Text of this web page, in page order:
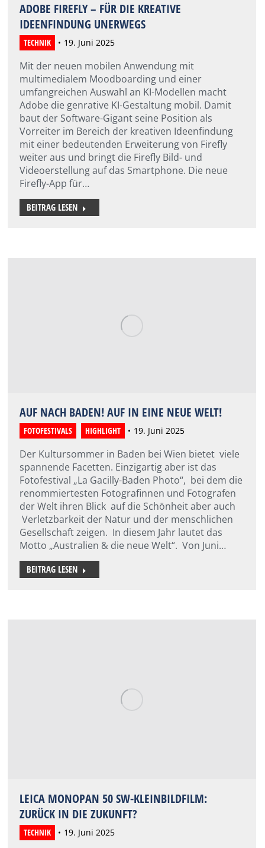
ADOBE FIREFLY – FÜR DIE KREATIVE
IDEENFINDUNG UNERWEGS
TECHNIK 19. Juni 2025
Mit der neuen mobilen Anwendung mit
multimedialem Moodboarding und einer
umfangreichen Auswahl an KI-Modellen macht
Adobe die genrative KI-Gestaltung mobil. Damit
baut der Software-Gigant seine Position als
Vorreiter im Bereich der kreativen Ideenfindung
mit einer bedeutenden Erweiterung von Firefly
weiter aus und bringt die Firefly Bild- und
Videoerstellung auf das Smartphone. Die neue
Firefly-App für…
BEITRAG LESEN
AUF NACH BADEN! AUF IN EINE NEUE WELT!
FOTOFESTIVALS HIGHLIGHT 19. Juni 2025
Der Kultursommer in Baden bei Wien bietet viele
spannende Facetten. Einzigartig aber ist das
Fotofestival „La Gacilly-Baden Photo“, bei dem die
renommiertesten Fotografinnen und Fotografen
der Welt ihren Blick auf die Schönheit aber auch
Verletzbarkeit der Natur und der menschlichen
Gesellschaft zeigen. In diesem Jahr lautet das
Motto „Australien & die neue Welt“. Von Juni…
BEITRAG LESEN
LEICA MONOPAN 50 SW-KLEINBILDFILM:
ZURÜCK IN DIE ZUKUNFT?
TECHNIK 19. Juni 2025